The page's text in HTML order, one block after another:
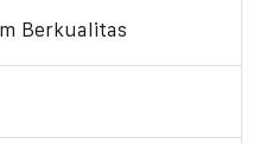
Berkualitas